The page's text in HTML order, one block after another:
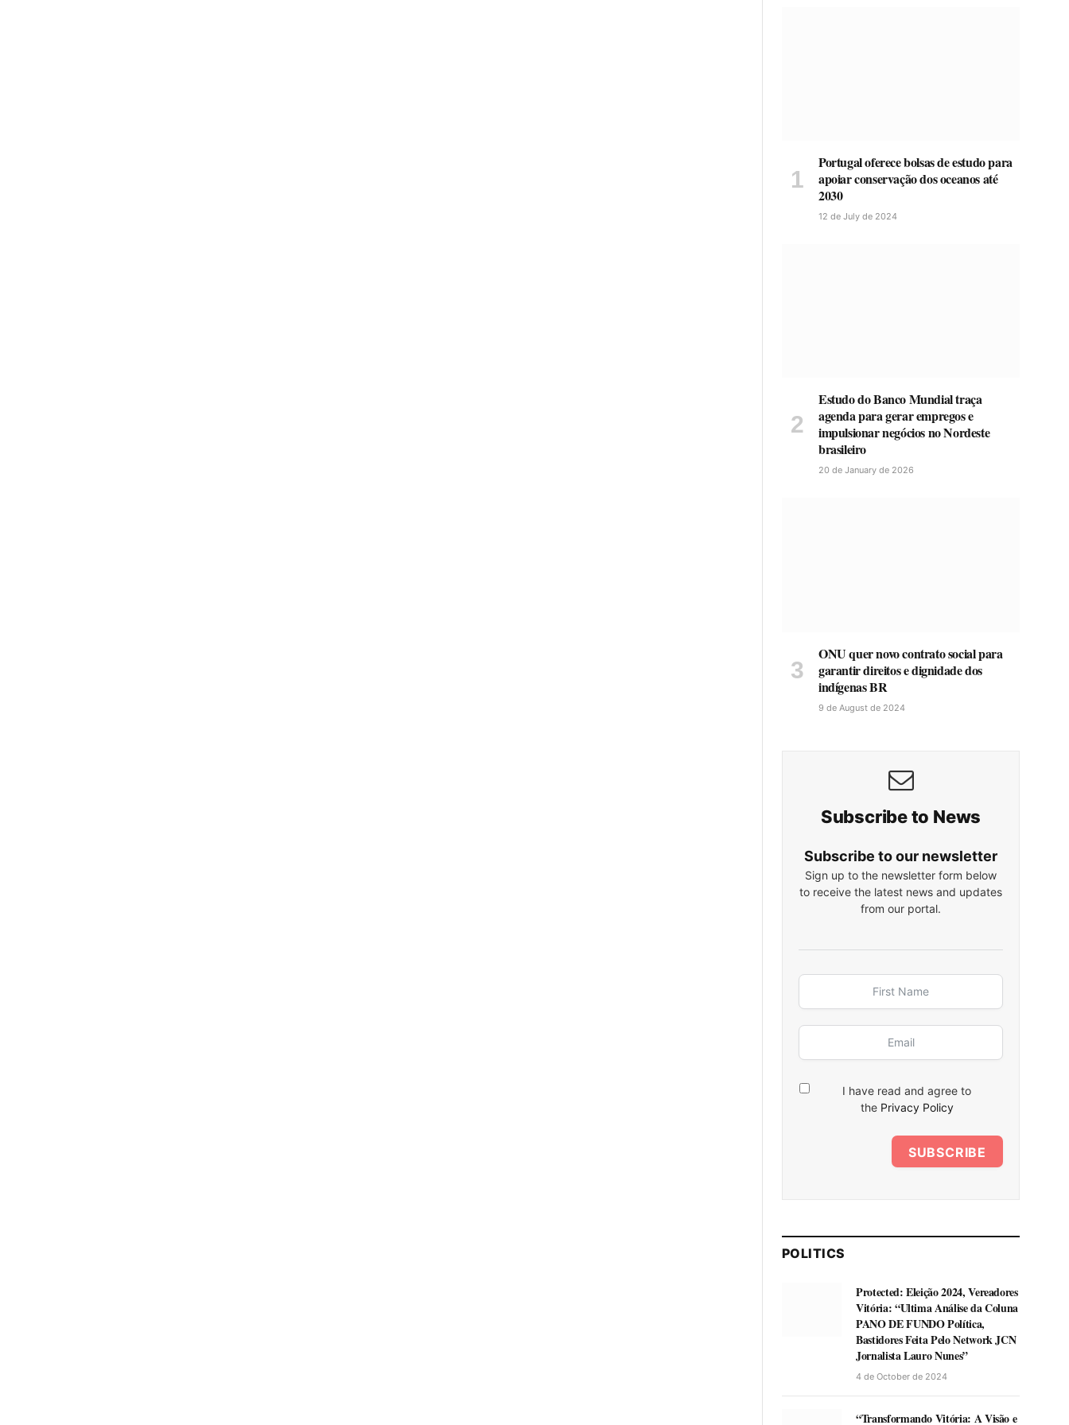
Portugal oferece bolsas de estudo para
apoiar conservação dos oceanos até
2030
12 de July de 2024
Estudo do Banco Mundial traça
agenda para gerar empregos e
impulsionar negócios no Nordeste
brasileiro
20 de January de 2026
ONU quer novo contrato social para
garantir direitos e dignidade dos
indígenas BR
9 de August de 2024
Subscribe to News
Subscribe to our newsletter
Sign up to the newsletter form below
to receive the latest news and updates
from our portal.
I have read and agree to
the Privacy Policy
SUBSCRIBE
POLITICS
Protected: Eleição 2024, Vereadores
Vitória: “Ultima Análise da Coluna
PANO DE FUNDO Política,
Bastidores Feita Pelo Network JCN
Jornalista Lauro Nunes”
4 de October de 2024
“Transformando Vitória: A Visão e